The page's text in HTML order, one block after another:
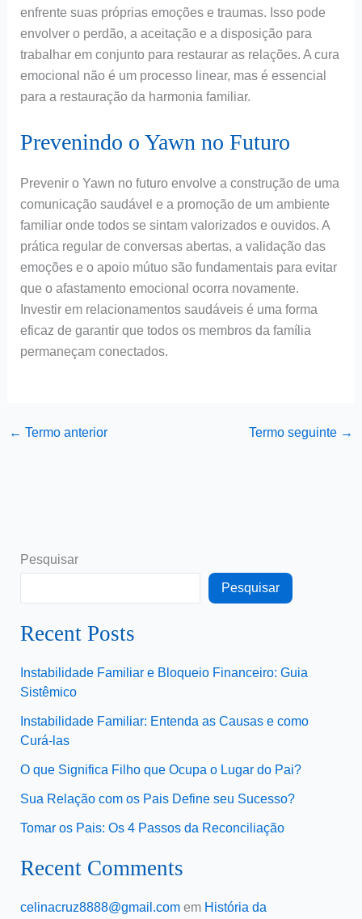
enfrente suas próprias emoções e traumas. Isso pode
envolver o perdão, a aceitação e a disposição para
trabalhar em conjunto para restaurar as relações. A cura
emocional não é um processo linear, mas é essencial
para a restauração da harmonia familiar.
Prevenindo o Yawn no Futuro
Prevenir o Yawn no futuro envolve a construção de uma
comunicação saudável e a promoção de um ambiente
familiar onde todos se sintam valorizados e ouvidos. A
prática regular de conversas abertas, a validação das
emoções e o apoio mútuo são fundamentais para evitar
que o afastamento emocional ocorra novamente.
Investir em relacionamentos saudáveis é uma forma
eficaz de garantir que todos os membros da família
permaneçam conectados.
← Termo anterior Termo seguinte →
Pesquisar
Pesquisar
Recent Posts
Instabilidade Familiar e Bloqueio Financeiro: Guia
Sistêmico
Instabilidade Familiar: Entenda as Causas e como
Curá-las
O que Significa Filho que Ocupa o Lugar do Pai?
Sua Relação com os Pais Define seu Sucesso?
Tomar os Pais: Os 4 Passos da Reconciliação
Recent Comments
celinacruz8888@gmail.comem História da